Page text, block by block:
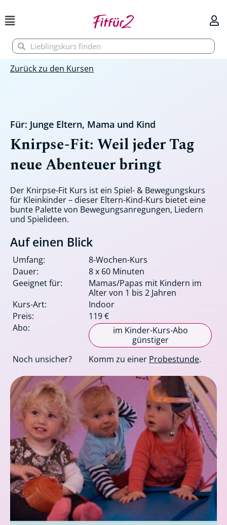
Inhalt
springen
SucheSuche
Zurück zu den Kursen
Für: Junge Eltern, Mama und Kind
Knirpse-Fit: Weil jeder Tag
neue Abenteuer bringt
Der Knirpse-Fit Kurs ist ein Spiel- & Bewegungskurs
für Kleinkinder – dieser Eltern-Kind-Kurs bietet eine
bunte Palette von Bewegungsanregungen, Liedern
und Spielideen.
Auf einen Blick
Umfang:
8-Wochen-Kurs
Dauer:
8 x 60 Minuten
Geeignet für:
Mamas/Papas mit Kindern im
Alter von 1 bis 2 Jahren
Kurs-Art:
Indoor
Preis:
119 €
Abo:
im Kinder-Kurs-Abo
günstiger
Noch unsicher?
Komm zu einer Probestunde.